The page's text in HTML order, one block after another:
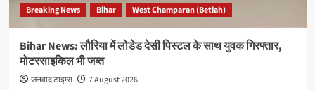
Breaking News Bihar West Champaran (Betiah)
Bihar News: लौरिया में लोडेड देसी पिस्टल के साथ युवक गिरफ्तार,
मोटरसाइकिल भी जब्त
जनवाद टाइम्स 7 August 2026